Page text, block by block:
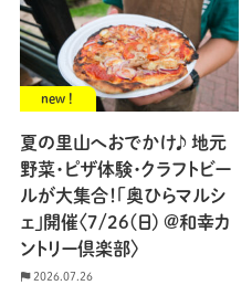
new !
夏の里山へおでかけ♪ 地元
野菜・ピザ体験・クラフトビー
ルが大集合！「奥ひらマルシ
ェ」開催〈7/26(日) @和幸カ
ントリー倶楽部〉
2026.07.26